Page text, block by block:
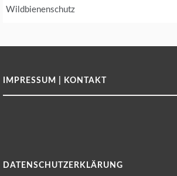
Wildbienenschutz
IMPRESSUM | KONTAKT
DATENSCHUTZERKLÄRUNG